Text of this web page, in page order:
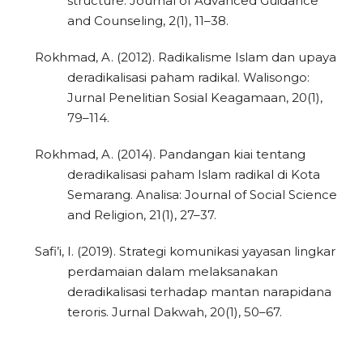
and Counseling, 2(1), 11–38.
Rokhmad, A. (2012). Radikalisme Islam dan upaya
deradikalisasi paham radikal. Walisongo:
Jurnal Penelitian Sosial Keagamaan, 20(1),
79–114.
Rokhmad, A. (2014). Pandangan kiai tentang
deradikalisasi paham Islam radikal di Kota
Semarang. Analisa: Journal of Social Science
and Religion, 21(1), 27–37.
Safi’i, I. (2019). Strategi komunikasi yayasan lingkar
perdamaian dalam melaksanakan
deradikalisasi terhadap mantan narapidana
teroris. Jurnal Dakwah, 20(1), 50–67.